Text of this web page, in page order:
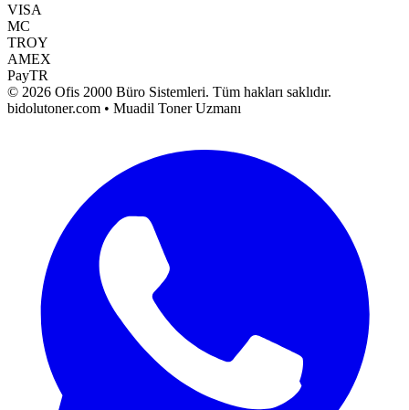
VISA
MC
TROY
AMEX
PayTR
© 2026 Ofis 2000 Büro Sistemleri. Tüm hakları saklıdır.
bidolutoner.com • Muadil Toner Uzmanı